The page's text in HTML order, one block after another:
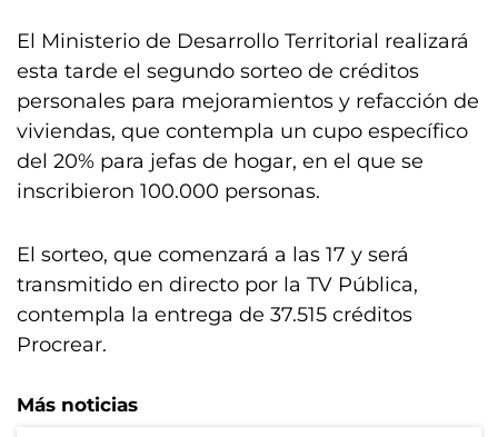
El Ministerio de Desarrollo Territorial realizará
esta tarde el segundo sorteo de créditos
personales para mejoramientos y refacción de
viviendas, que contempla un cupo específico
del 20% para jefas de hogar, en el que se
inscribieron 100.000 personas.
El sorteo, que comenzará a las 17 y será
transmitido en directo por la TV Pública,
contempla la entrega de 37.515 créditos
Procrear.
Más noticias